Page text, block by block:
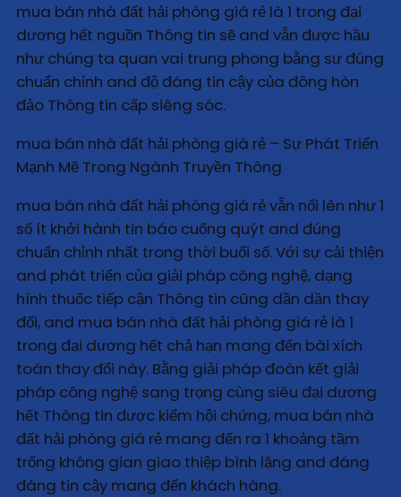
mua bán nhà đất hải phòng giá rẻ là 1 trong đại
dương hết nguồn Thông tin sẽ and vẫn được hầu
như chúng ta quan vai trung phong bằng sự đúng
chuẩn chỉnh and độ đáng tin cậy của đông hòn
đảo Thông tin cấp siêng sóc.
mua bán nhà đất hải phòng giá rẻ – Sự Phát Triển
Mạnh Mẽ Trong Ngành Truyền Thông
mua bán nhà đất hải phòng giá rẻ vẫn nổi lên như 1
số ít khởi hành tin báo cuống quýt and đúng
chuẩn chỉnh nhất trong thời buổi số. Với sự cải thiện
and phát triển của giải pháp công nghệ, dạng
hình thuốc tiếp cận Thông tin cũng dần dần thay
đổi, and mua bán nhà đất hải phòng giá rẻ là 1
trong đại dương hết chả hạn mang đến bài xích
toán thay đổi này. Bằng giải pháp đoàn kết giải
pháp công nghệ sang trọng cùng siêu đại dương
hết Thông tin được kiểm hội chứng, mua bán nhà
đất hải phòng giá rẻ mang đến ra 1 khoảng tầm
trống không gian giao thiệp bình lặng and đáng
đáng tin cậy mang đến khách hàng.